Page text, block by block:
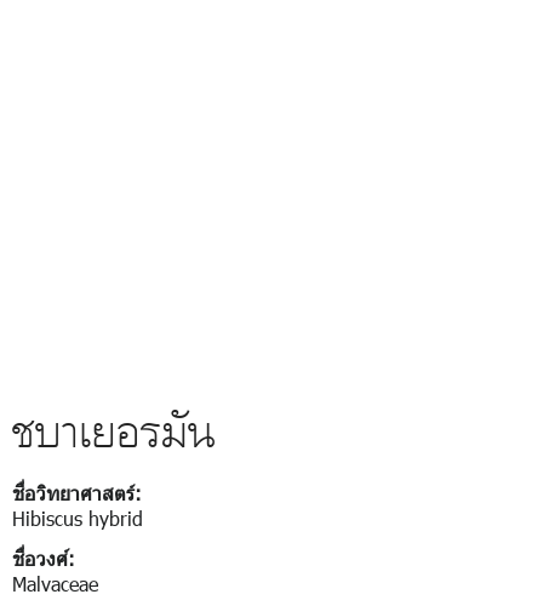
ชบาเยอรมัน
ชื่อวิทยาศาสตร์:
Hibiscus hybrid
ชื่อวงศ์:
Malvaceae